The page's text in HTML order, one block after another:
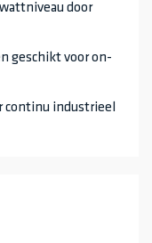
door
geschikt voor on-
continu industrieel